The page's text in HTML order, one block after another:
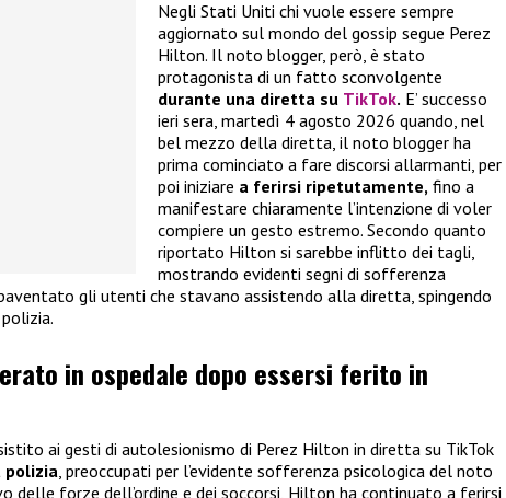
Negli Stati Uniti chi vuole essere sempre
aggiornato sul mondo del gossip segue Perez
Hilton. Il noto blogger, però, è stato
protagonista di un fatto sconvolgente
durante una diretta su TikTok. E’ successo
ieri sera, martedì 4 agosto 2026 quando, nel
bel mezzo della diretta, il noto blogger ha
prima cominciato a fare discorsi allarmanti, per
poi iniziare a ferirsi ripetutamente, fino a
manifestare chiaramente l’intenzione di voler
compiere un gesto estremo. Secondo quanto
riportato Hilton si sarebbe inflitto dei tagli,
mostrando evidenti segni di sofferenza
gli utenti che stavano assistendo alla diretta, spingendo
in ospedale dopo essersi ferito in
ai gesti di autolesionismo di Perez Hilton in diretta su TikTok
polizia , preoccupati per l’evidente sofferenza psicologica del noto
delle forze dell’ordine e dei soccorsi, Hilton ha continuato a ferirsi,